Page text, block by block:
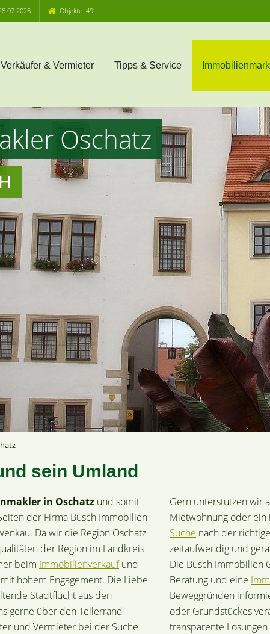
Objekte: 49
Verkäufer & Vermieter Tipps & Service
Oschatz
sein Umland
in Oschatz und somit
der Firma Busch Immobilien
Da wir die Region Oschatz
der Region im Landkreis
beim Immobilienverkaufund
hohem Engagement. Die Liebe
Stadtflucht aus den
gerne über den Tellerrand
und Vermieter bei der Suche
Gern unterstützen wir
Mietwohnung oder ein
Suche nach der
zeitaufwendig und
Die Busch Immobilien
Beratung und eine
Beweggründen
oder Grundstückes
transparente